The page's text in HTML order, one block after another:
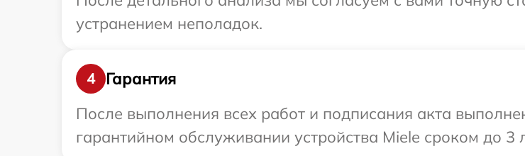
устранением неполадок.
4
Гарантия
После выполнения всех работ и подписания акта
гарантийном обслуживании устройства Miele сроком до 3